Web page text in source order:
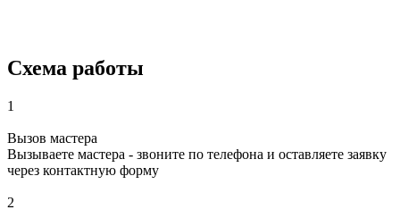
Схема работы
1
Вызов мастера
Вызываете мастера - звоните по телефона и оставляете заявку
через контактную форму
2